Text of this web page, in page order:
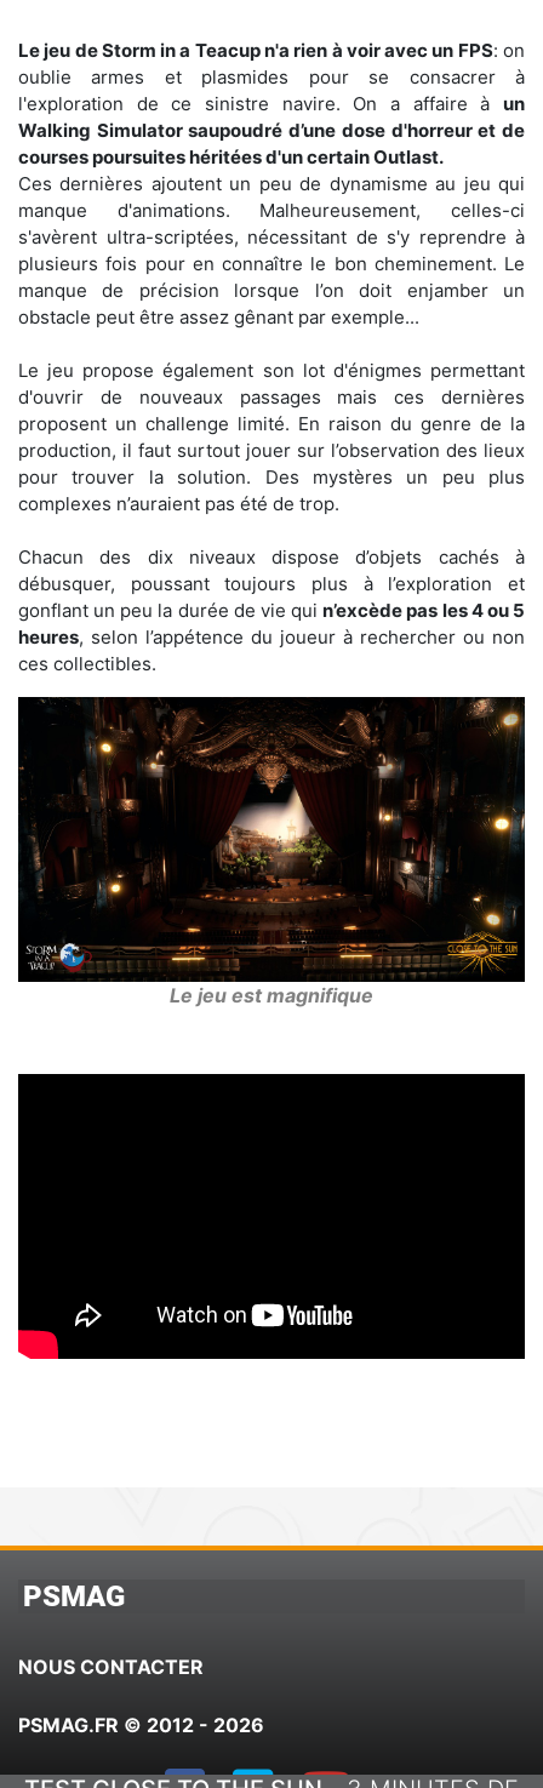
Le jeu de Storm in a Teacup n'a rien à voir avec un FPS: on
oublie armes et plasmides pour se consacrer à
l'exploration de ce sinistre navire. On a affaire à un
Walking Simulator saupoudré d’une dose d'horreur et de
courses poursuites héritées d'un certain Outlast.
Ces dernières ajoutent un peu de dynamisme au jeu qui
manque d'animations. Malheureusement, celles-ci
s'avèrent ultra-scriptées, nécessitant de s'y reprendre à
plusieurs fois pour en connaître le bon cheminement. Le
manque de précision lorsque l’on doit enjamber un
obstacle peut être assez gênant par exemple...
Le jeu propose également son lot d'énigmes permettant
d'ouvrir de nouveaux passages mais ces dernières
proposent un challenge limité. En raison du genre de la
production, il faut surtout jouer sur l’observation des lieux
pour trouver la solution. Des mystères un peu plus
complexes n’auraient pas été de trop.
Chacun des dix niveaux dispose d’objets cachés à
débusquer, poussant toujours plus à l’exploration et
gonflant un peu la durée de vie quin’excède pas les 4 ou 5
heures, selon l’appétence du joueur à rechercher ou non
ces collectibles.
Le jeu est magnifique
PSMAG
NOUS CONTACTER
PSMAG.FR © 2012 - 2026